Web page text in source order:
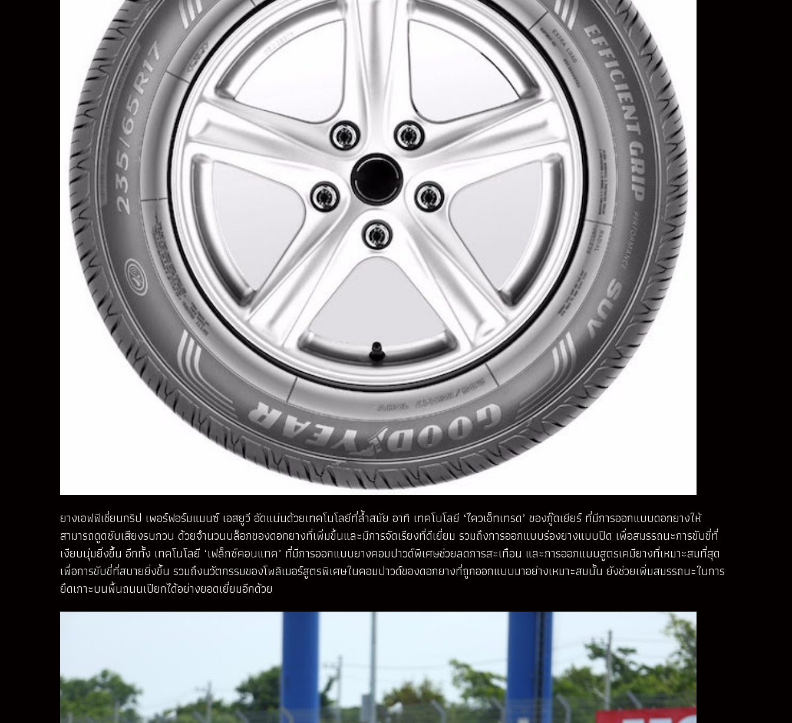
ยางเอฟฟิเชี่ยนกริป เพอร์ฟอร์มแมนซ์ เอสยูวี อัดแน่นด้วยเทคโนโลยีที่ล้ำสมัย อาทิ เทคโนโลยี ‘ไควเอ็ทเทรด’ ของกู๊ดเยียร์ ที่มีการออกแบบดอกยางให้
สามารถดูดซับเสียงรบกวน ด้วยจำนวนบล็อกของดอกยางที่เพิ่มขึ้นและมีการจัดเรียงที่ดีเยี่ยม รวมถึงการออกแบบร่องยางแบบปิด เพื่อสมรรถนะการขับขี่ที่
เงียบนุ่มยิ่งขึ้น อีกทั้ง เทคโนโลยี ‘เฟล็กซ์คอนแทค’ ที่มีการออกแบบยางคอมปาวด์พิเศษช่วยลดการสะเทือน และการออกแบบสูตรเคมียางที่เหมาะสมที่สุด
เพื่อการขับขี่ที่สบายยิ่งขึ้น รวมถึงนวัตกรรมของโพลิเมอร์สูตรพิเศษในคอมปาวด์ของดอกยางที่ถูกออกแบบมาอย่างเหมาะสมนั้น ยังช่วยเพิ่มสมรรถนะในการ
ยึดเกาะบนพื้นถนนเปียกได้อย่างยอดเยี่ยมอีกด้วย